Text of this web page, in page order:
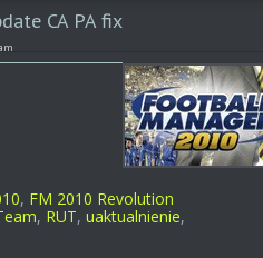
CA PA fix
, FM 2010 Revolution
, RUT, uaktualnienie,